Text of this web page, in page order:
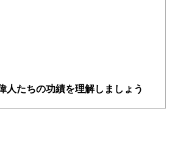
「お金や暮らし」に関する書籍・雑誌の編集経
れ、企画立案から記事掲載まですべての工程に
、宅地建物取引士、相続診断士、住宅ローンア
人たちの功績を理解しましょう